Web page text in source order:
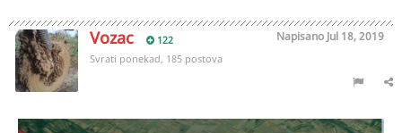
Vozac 122 Napisano Jul 18, 2019
Svrati ponekad, 185 postova